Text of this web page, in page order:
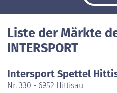
Liste der Märkte
INTERSPORT
Intersport Spettel
Nr. 330 - 6952 Hittisau